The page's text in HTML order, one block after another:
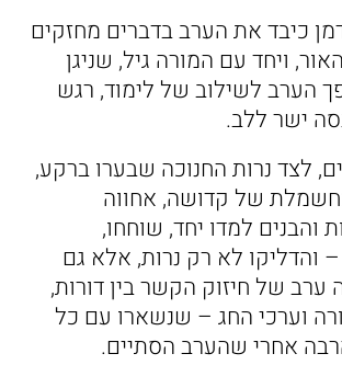
כיבד את הערב בדברים מחזקים
ויחד עם המורה גיל, שניגן
הערב לשילוב של לימוד, רגש
ישר ללב.
לצד נרות החנוכה שבערו ברקע,
של קדושה, אחווה
והבנים למדו יחד, שוחחו,
והדליקו לא רק נרות, אלא גם
ערב של חיזוק הקשר בין דורות,
וערכי החג – שנשארו עם כל
אחרי שהערב הסתיים.